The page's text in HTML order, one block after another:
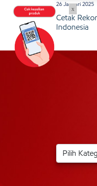
26 Januari 2025
Cetak
Indonesia
x